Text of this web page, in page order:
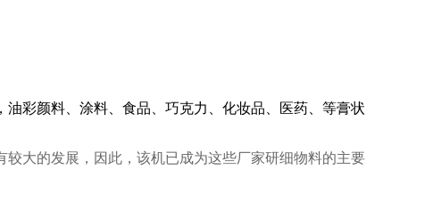
彩颜料、涂料、食品、巧克力、化妆品、医药、等膏状
大的发展，因此，该机已成为这些厂家研细物料的主要